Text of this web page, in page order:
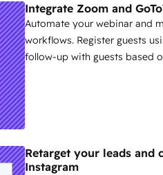
Integrate Zoom and
Automate your webinar and
workflows. Register guests
follow-up with guests based
Retarget your leads and
Instagram